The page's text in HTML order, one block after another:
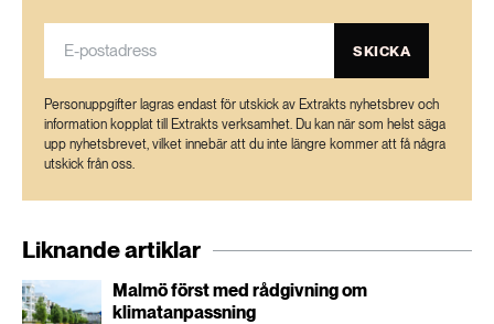
SKICKA
Personuppgifter lagras endast för utskick av Extrakts nyhetsbrev och
information kopplat till Extrakts verksamhet. Du kan när som helst säga
upp nyhetsbrevet, vilket innebär att du inte längre kommer att få några
utskick från oss.
Liknande artiklar
Malmö först med rådgivning om
klimatanpassning